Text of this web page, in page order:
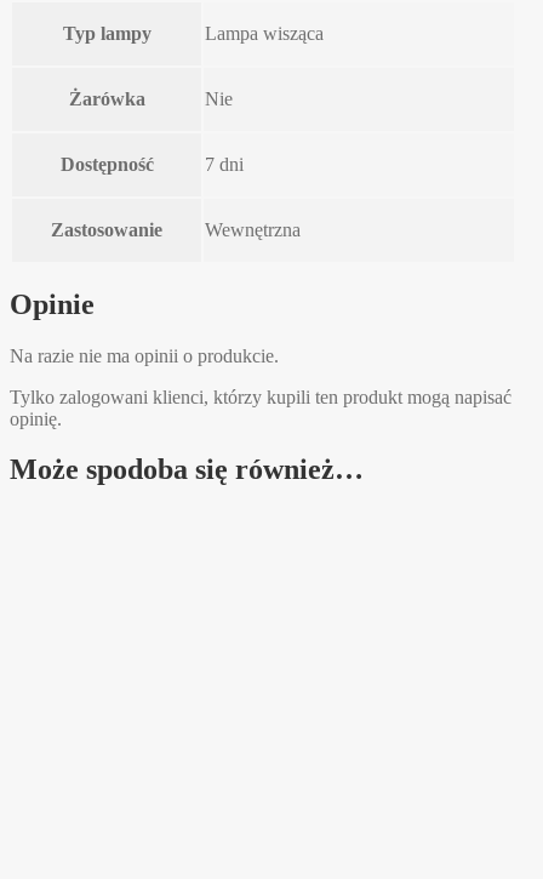
Typ lampy Lampa wisząca
Żarówka Nie
Dostępność 7 dni
Zastosowanie Wewnętrzna
Opinie
Na razie nie ma opinii o produkcie.
Tylko zalogowani klienci, którzy kupili ten produkt mogą napisać
opinię.
Może spodoba się również…